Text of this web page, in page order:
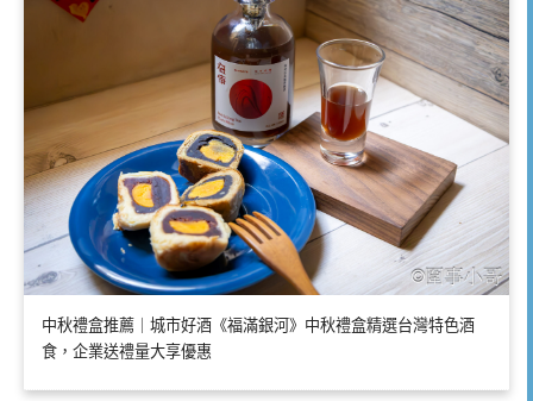
中秋禮盒推薦｜城市好酒《福滿銀河》中秋禮盒精選台灣特色酒
食，企業送禮量大享優惠